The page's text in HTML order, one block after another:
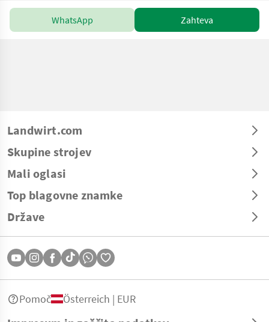
WhatsApp Zahteva
Landwirt.com
Skupine strojev
Mali oglasi
Top blagovne znamke
Države
Pomoč Österreich | EUR